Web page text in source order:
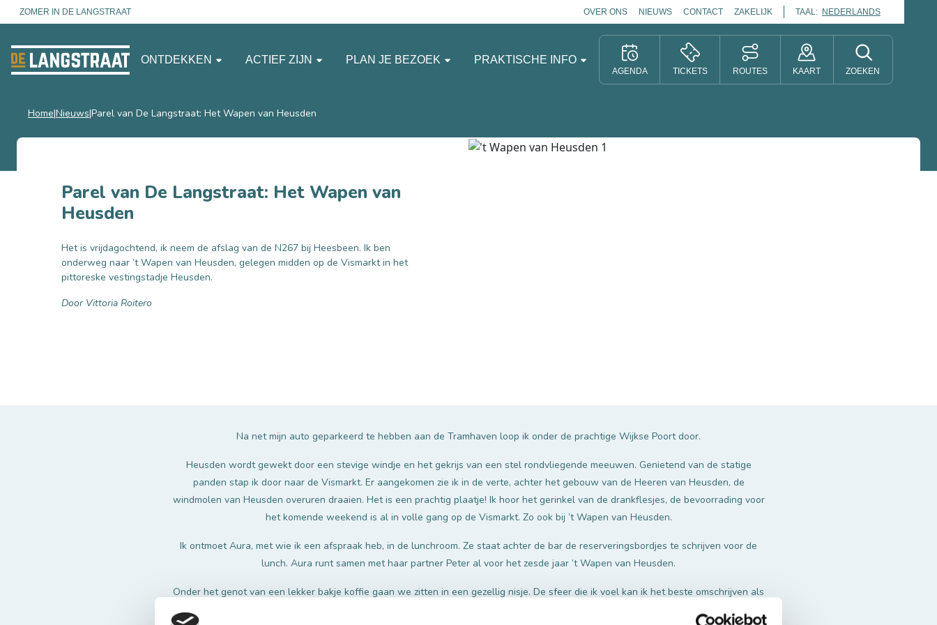
ZOMER IN DE LANGSTRAAT OVER ONS NIEUWS CONTACT ZAKELIJK TAAL: NEDERLANDS
ONTDEKKEN ACTIEF ZIJN PLAN JE BEZOEK PRAKTISCHE INFO
AGENDA TICKETS ROUTES KAART ZOEKEN
Home Nieuws Parel van De Langstraat: Het Wapen van Heusden
Parel van De Langstraat: Het Wapen van
Heusden
Het is vrijdagochtend, ik neem de afslag van de N267 bij Heesbeen. Ik ben
onderweg naar ’t Wapen van Heusden, gelegen midden op de Vismarkt in het
pittoreske vestingstadje Heusden.
Door Vittoria Roitero
Na net mijn auto geparkeerd te hebben aan de Tramhaven loop ik onder de prachtige Wijkse Poort door.
Heusden wordt gewekt door een stevige windje en het gekrijs van een stel rondvliegende meeuwen. Genietend van de statige
panden stap ik door naar de Vismarkt. Er aangekomen zie ik in de verte, achter het gebouw van de Heeren van Heusden, de
windmolen van Heusden overuren draaien. Het is een prachtig plaatje! Ik hoor het gerinkel van de drankflesjes, de bevoorrading voor
het komende weekend is al in volle gang op de Vismarkt. Zo ook bij ’t Wapen van Heusden.
Ik ontmoet Aura, met wie ik een afspraak heb, in de lunchroom. Ze staat achter de bar de reserveringsbordjes te schrijven voor de
lunch. Aura runt samen met haar partner Peter al voor het zesde jaar ’t Wapen van Heusden.
Onder het genot van een lekker bakje koffie gaan we zitten in een gezellig nisje. De sfeer die ik voel kan ik het beste omschrijven als
knus en karakteristiek. Het pand is maar liefst 375 jaar oud, het dateert uit 1648. ‘’Het is niet altijd een eetgelegenheid geweest’’,